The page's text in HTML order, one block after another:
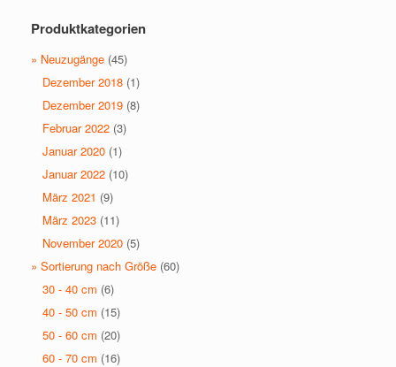
Produktkategorien
» Neuzugänge (45)
Dezember 2018 (1)
Dezember 2019 (8)
Februar 2022 (3)
Januar 2020 (1)
Januar 2022 (10)
März 2021 (9)
März 2023 (11)
November 2020 (5)
» Sortierung nach Größe (60)
30 - 40 cm (6)
40 - 50 cm (15)
50 - 60 cm (20)
60 - 70 cm (16)